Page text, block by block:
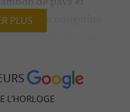
lait et sa nougatine
terminer sur une
à La Maison» qui ont
Michelinqui a
PLUS
L'HORLOGE